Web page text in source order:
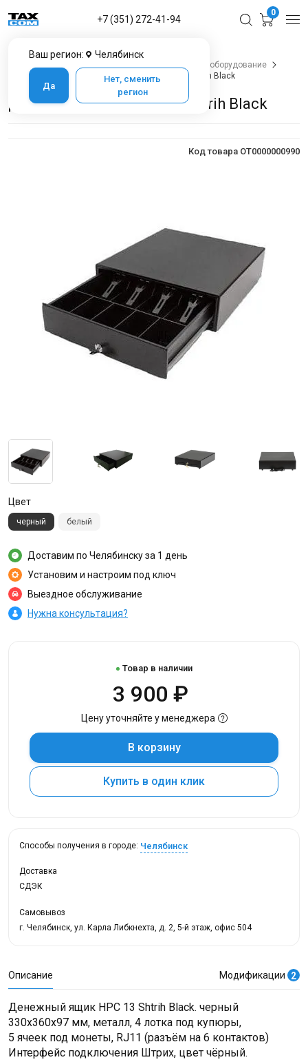
Ваш регион: Челябинск
Да
Нет, сменить
регион
+7 (351) 272-41-94
0
POS-оборудование
Денежные ящики
Денежный ящик HPC 13 Shtrih Black
Денежный ящик HPC 13 Shtrih Black
Код товара OT0000000990
Цвет
черный белый
Доставим по Челябинску за 1 день
Установим и настроим под ключ
Выездное обслуживание
Нужна консультация?
Товар в наличии
3 900 ₽
Цену уточняйте у менеджера
В корзину
Купить в один клик
Способы получения в городе: Челябинск
Доставка
СДЭК
Самовывоз
г. Челябинск, ул. Карла Либкнехта, д. 2, 5-й этаж, офис 504
Описание Модификации 2
Денежный ящик HPC 13 Shtrih Black. черный
330х360х97 мм, металл, 4 лотка под купюры,
5 ячеек под монеты, RJ11 (разъём на 6 контактов)
Интерфейс подключения Штрих, цвет чёрный.